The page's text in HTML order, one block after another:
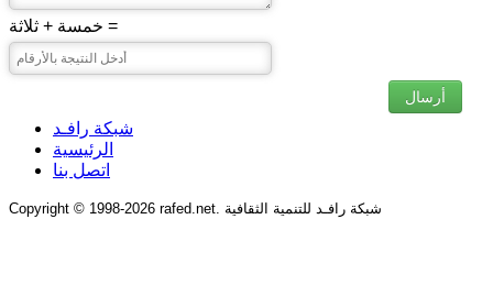
خمسة + ثلاثة =
أرسال
شبكة رافـد
الرئيسية
اتصل بنا
Copyright © 1998-2026 rafed.net. شبكة رافـد للتنمية الثقافية